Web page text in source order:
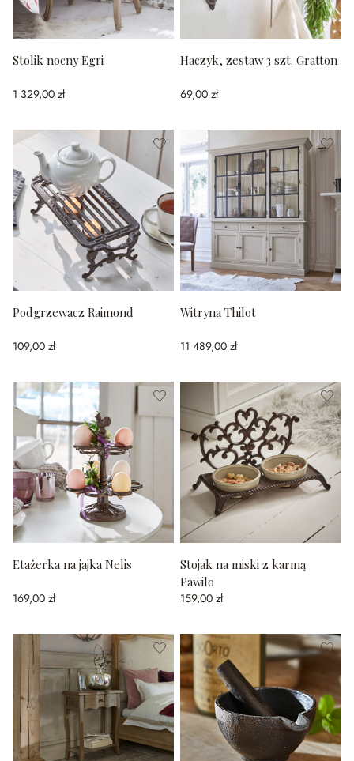
Stolik nocny Egri
1 329,00 zł
Haczyk, zestaw 3 szt. Gratton
69,00 zł
Podgrzewacz Raimond
109,00 zł
Witryna Thilot
11 489,00 zł
Etażerka na jajka Nelis
169,00 zł
Stojak na miski z karmą
Pawilo
159,00 zł